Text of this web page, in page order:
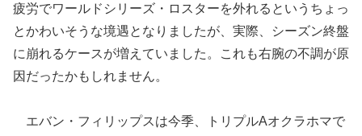
疲労でワールドシリーズ・ロスターを外れるというちょっ
とかわいそうな境遇となりましたが、実際、シーズン終盤
に崩れるケースが増えていました。これも右腕の不調が原
因だったかもしれません。
エバン・フィリップスは今季、トリプルAオクラホマで